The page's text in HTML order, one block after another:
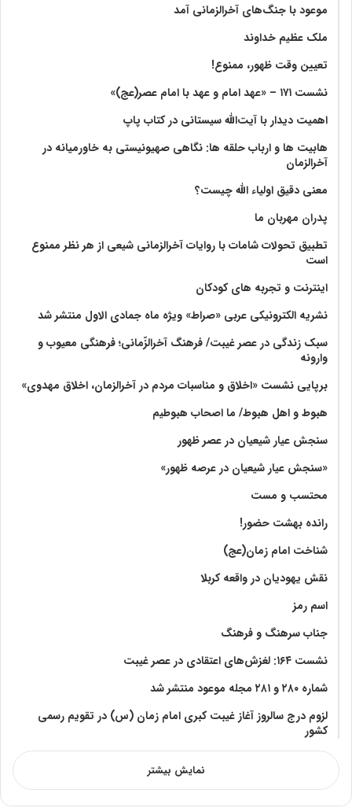
موعود با جنگ‌های آخرالزمانی آمد
ملک عظیم خداوند
تعیین وقت ظهور، ممنوع!
نشست ۱۷۱ – «عهد امام و عهد با امام عصر(عج)»
اهمیت دیدار با آیت‌الله سیستانی در کتاب پاپ
هابیت ها و ارباب حلقه ها: نگاهی صهیونیستی به خاورمیانه در
آخرالزمان
معنی دقیق اولیاء الله چیست؟
پدران مهربان ما
تطبیق تحولات شامات با روایات آخرالزمانی شیعی از هر نظر ممنوع
است
اینترنت و تجربه های کودکان
نشریه الکترونیکی عربی «صراط» ویژه ماه جمادی الاول منتشر شد
سبک زندگی در عصر غیبت/ فرهنگ آخرالزّمانی؛ فرهنگی معیوب و
وارونه
برپایی نشست «اخلاق و مناسبات مردم در آخرالزمان، اخلاق مهدوی»
هبوط و اهل هبوط/ ما اصحاب هبوطیم
سنجش عیار شیعیان در عصر ظهور
«سنجش عیار شیعیان در عرصه ظهور»
محتسب و مست
رانده بهشت‌ حضور!
شناخت امام زمان(عج)
نقش یهودیان در واقعه کربلا
اسم رمز
جناب سرهنگ و فرهنگ
نشست ۱۶۴: لغزش‌های اعتقادی در عصر غیبت
شماره ۲۸۰ و ۲۸۱ مجله موعود منتشر شد
لزوم درج سالروز آغاز غیبت کبری امام زمان (س) در تقویم رسمی
کشور
نمایش بیشتر